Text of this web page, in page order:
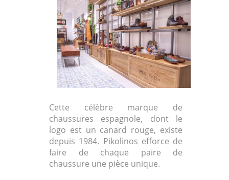
Cette célèbre marque de
chaussures espagnole, dont le
logo est un canard rouge, existe
depuis 1984. Pikolinos efforce de
faire de chaque paire de
chaussure une pièce unique.